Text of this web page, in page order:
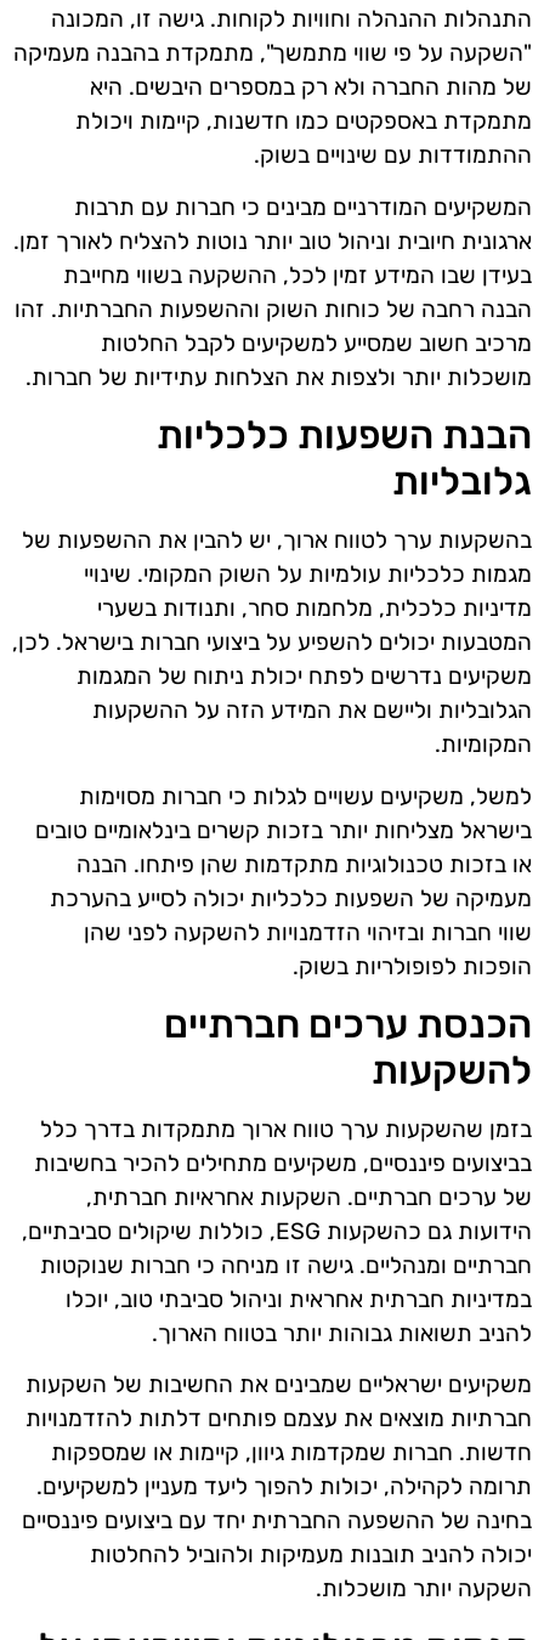
התנהלות ההנהלה וחוויות לקוחות. גישה זו, המכונה
"השקעה על פי שווי מתמשך", מתמקדת בהבנה מעמיקה
של מהות החברה ולא רק במספרים היבשים. היא
מתמקדת באספקטים כמו חדשנות, קיימות ויכולת
ההתמודדות עם שינויים בשוק.
המשקיעים המודרניים מבינים כי חברות עם תרבות
ארגונית חיובית וניהול טוב יותר נוטות להצליח לאורך זמן.
בעידן שבו המידע זמין לכל, ההשקעה בשווי מחייבת
הבנה רחבה של כוחות השוק וההשפעות החברתיות. זהו
מרכיב חשוב שמסייע למשקיעים לקבל החלטות
מושכלות יותר ולצפות את הצלחות עתידיות של חברות.
הבנת השפעות כלכליות
גלובליות
בהשקעות ערך לטווח ארוך, יש להבין את ההשפעות של
מגמות כלכליות עולמיות על השוק המקומי. שינויי
מדיניות כלכלית, מלחמות סחר, ותנודות בשערי
המטבעות יכולים להשפיע על ביצועי חברות בישראל. לכן,
משקיעים נדרשים לפתח יכולת ניתוח של המגמות
הגלובליות וליישם את המידע הזה על ההשקעות
המקומיות.
למשל, משקיעים עשויים לגלות כי חברות מסוימות
בישראל מצליחות יותר בזכות קשרים בינלאומיים טובים
או בזכות טכנולוגיות מתקדמות שהן פיתחו. הבנה
מעמיקה של השפעות כלכליות יכולה לסייע בהערכת
שווי חברות ובזיהוי הזדמנויות להשקעה לפני שהן
הופכות לפופולריות בשוק.
הכנסת ערכים חברתיים
להשקעות
בזמן שהשקעות ערך טווח ארוך מתמקדות בדרך כלל
בביצועים פיננסיים, משקיעים מתחילים להכיר בחשיבות
של ערכים חברתיים. השקעות אחראיות חברתית,
הידועות גם כהשקעות ESG, כוללות שיקולים סביבתיים,
חברתיים ומנהליים. גישה זו מניחה כי חברות שנוקטות
במדיניות חברתית אחראית וניהול סביבתי טוב, יוכלו
להניב תשואות גבוהות יותר בטווח הארוך.
משקיעים ישראליים שמבינים את החשיבות של השקעות
חברתיות מוצאים את עצמם פותחים דלתות להזדמנויות
חדשות. חברות שמקדמות גיוון, קיימות או שמספקות
תרומה לקהילה, יכולות להפוך ליעד מעניין למשקיעים.
בחינה של ההשפעה החברתית יחד עם ביצועים פיננסיים
יכולה להניב תובנות מעמיקות ולהוביל להחלטות
השקעה יותר מושכלות.